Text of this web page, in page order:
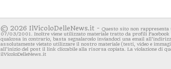
© 2026 IlVicoloDelleNews.it - Questo sito non rappresenta
07/03/2001. Inoltre viene utilizzato materiale tratto da profili
qualcosa in contrario, basta segnalarcelo inviandoci una email
assolutamente vietato utilizzare il nostro materiale (testi, video e
all'inizio del post il link cliccabile alla risorsa copiata. La violazione di
ilVicoloDelleNews.it